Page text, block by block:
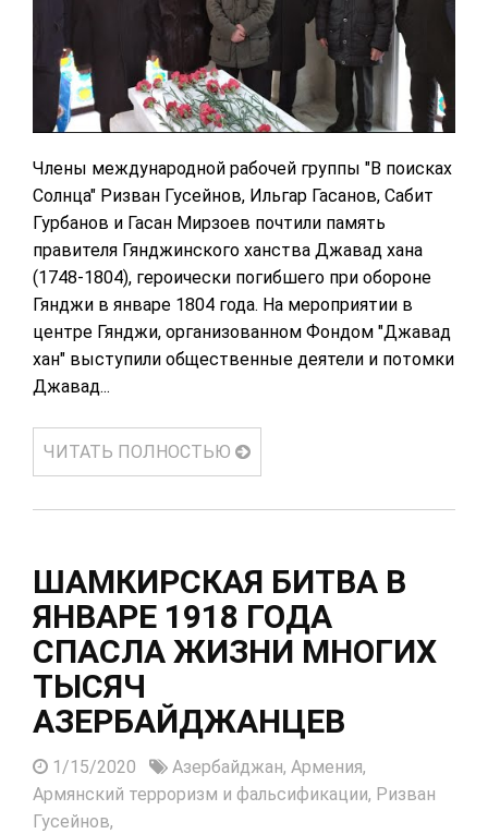
Члены международной рабочей группы "В поисках
Солнца" Ризван Гусейнов, Ильгар Гасанов, Сабит
Гурбанов и Гасан Мирзоев почтили память
правителя Гянджинского ханства Джавад хана
(1748-1804), героически погибшего при обороне
Гянджи в январе 1804 года. На мероприятии в
центре Гянджи, организованном Фондом "Джавад
хан" выступили общественные деятели и потомки
Джавад...
ЧИТАТЬ ПОЛНОСТЬЮ
ШАМКИРСКАЯ БИТВА В
ЯНВАРЕ 1918 ГОДА
СПАСЛА ЖИЗНИ МНОГИХ
ТЫСЯЧ
АЗЕРБАЙДЖАНЦЕВ
1/15/2020 Азербайджан, Армения,
Армянский терроризм и фальсификации, Ризван
Гусейнов,